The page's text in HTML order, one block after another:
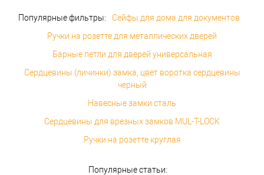
Популярные фильтры:
Сейфы для дома для документов
Ручки на розетте для металлических дверей
Барные петли для дверей универсальная
Сердцевины (личинки) замка, цвет воротка сердцевины
черный
Навесные замки сталь
Сердцевины для врезных замков MUL-T-LOCK
Ручки на розетте круглая
Популярные статьи: